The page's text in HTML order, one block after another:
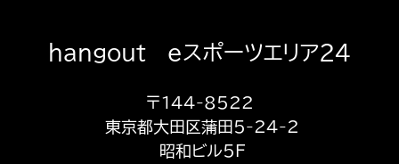
hangout eスポーツエリア24
〒144-8522
東京都大田区蒲田5-24-2
昭和ビル5F